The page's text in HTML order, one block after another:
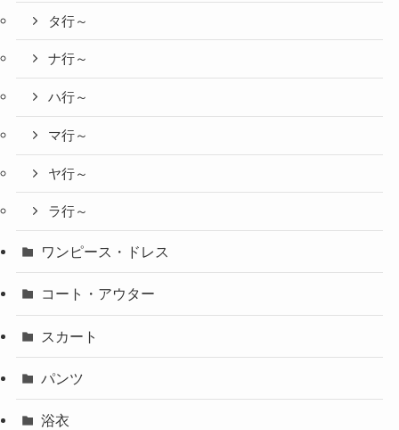
タ行～
ナ行～
ハ行～
マ行～
ヤ行～
ラ行～
ワンピース・ドレス
コート・アウター
スカート
パンツ
浴衣